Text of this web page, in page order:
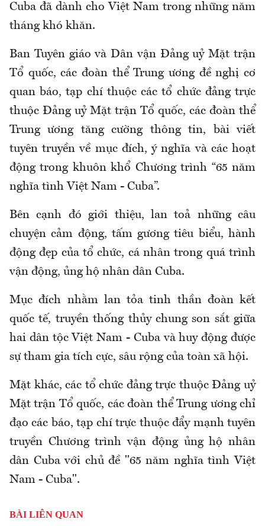
Cuba đã dành cho Việt Nam trong những năm
tháng khó khăn.
Ban Tuyên giáo và Dân vận Đảng uỷ Mặt trận
Tổ quốc, các đoàn thể Trung ương đề nghị cơ
quan báo, tạp chí thuộc các tổ chức đảng trực
thuộc Đảng uỷ Mặt trận Tổ quốc, các đoàn thể
Trung ương tăng cường thông tin, bài viết
tuyên truyền về mục đích, ý nghĩa và các hoạt
động trong khuôn khổ Chương trình “65 năm
nghĩa tình Việt Nam - Cuba”.
Bên cạnh đó giới thiệu, lan toả những câu
chuyện cảm động, tấm gương tiêu biểu, hành
động đẹp của tổ chức, cá nhân trong quá trình
vận động, ủng hộ nhân dân Cuba.
Mục đích nhằm lan tỏa tinh thần đoàn kết
quốc tế, truyền thống thủy chung son sắt giữa
hai dân tộc Việt Nam - Cuba và huy động được
sự tham gia tích cực, sâu rộng của toàn xã hội.
Mặt khác, các tổ chức đảng trực thuộc Đảng uỷ
Mặt trận Tổ quốc, các đoàn thể Trung ương chỉ
đạo các báo, tạp chí trực thuộc đẩy mạnh tuyên
truyền Chương trình vận động ủng hộ nhân
dân Cuba với chủ đề "65 năm nghĩa tình Việt
Nam - Cuba".
BÀI LIÊN QUAN